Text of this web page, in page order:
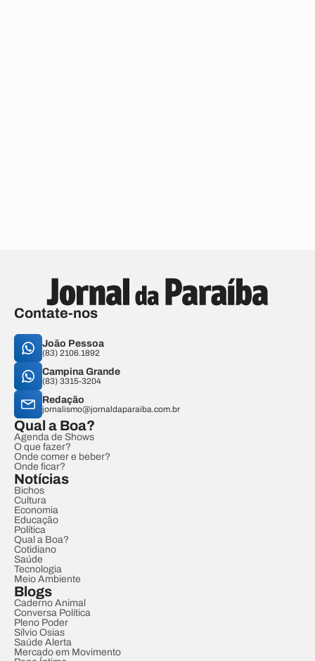
Contate-nos
João Pessoa
(83) 2106.1892
Campina Grande
(83) 3315-3204
Redação
jornalismo@jornaldaparaiba.com.br
Qual a Boa?
Agenda de Shows
O que fazer?
Onde comer e beber?
Onde ficar?
Notícias
Bichos
Cultura
Economia
Educação
Política
Qual a Boa?
Cotidiano
Saúde
Tecnologia
Meio Ambiente
Blogs
Caderno Animal
Conversa Política
Pleno Poder
Sílvio Osias
Saúde Alerta
Mercado em Movimento